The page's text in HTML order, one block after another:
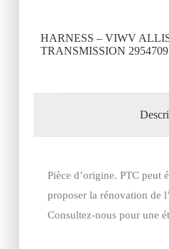
HARNESS – VIWV
TRANSMISSION
Pièce d’origine. PTC peut
proposer la rénovation de
Consultez-nous pour une